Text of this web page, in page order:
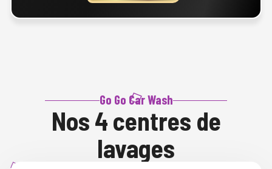
Go Go Car Wash
Nos 4 centres de
lavages